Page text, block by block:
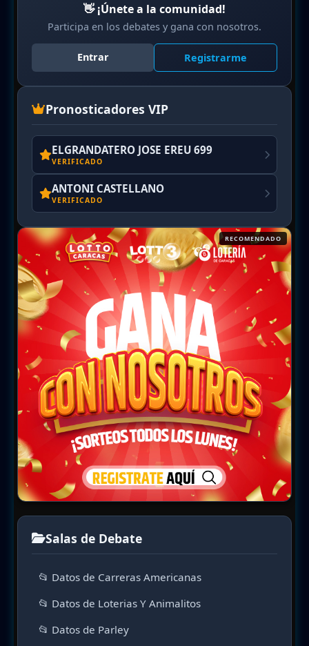
👋 ¡Únete a la comunidad!
Participa en los debates y gana con nosotros.
Entrar Registrarme
Pronosticadores VIP
ELGRANDATERO JOSE EREU 699
VERIFICADO
ANTONI CASTELLANO
VERIFICADO
RECOMENDADO
Salas de Debate
📂 Datos de Carreras Americanas
📂 Datos de Loterias Y Animalitos
📂 Datos de Parley